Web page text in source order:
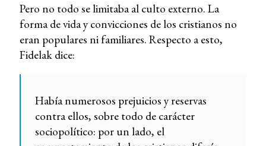
Pero no todo se limitaba al culto externo. La
forma de vida y convicciones de los cristianos no
eran populares ni familiares. Respecto a esto,
Fidelak dice:
Había numerosos prejuicios y reservas
contra ellos, sobre todo de carácter
sociopolítico: por un lado, el